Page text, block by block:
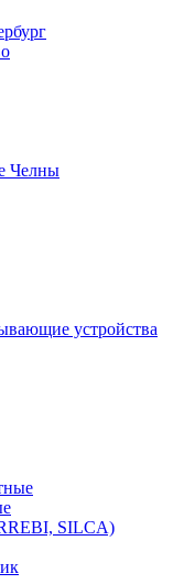
Челны
устройства
SILCA)